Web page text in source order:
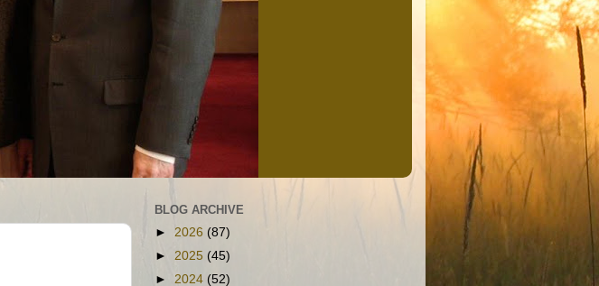
BLOG ARCHIVE
► 2026 (87)
► 2025 (45)
► 2024 (52)